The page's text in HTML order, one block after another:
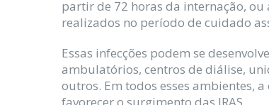
partir de 72 horas da internação,
realizados no período de cuidado
Essas infecções podem se
ambulatórios, centros de diálise,
outros. Em todos esses ambientes,
favorecer o surgimento das IRAS.